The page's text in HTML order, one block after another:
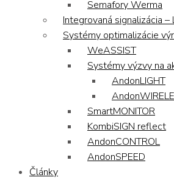
Semafory Werma
Integrovaná signalizácia –
Systémy optimalizácie
WeASSIST
Systémy výzvy na
AndonLIGHT
SmartMONITOR
KombiSIGN reflect
AndonCONTROL
AndonSPEED
Články